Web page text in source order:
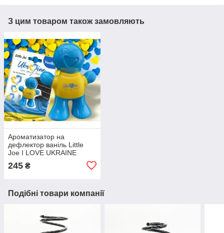
З цим товаром також замовляють
Ароматизатор на
дефлектор ваніль Little
Joe I LOVE UKRAINE
245 ₴
Подібні товари компанії